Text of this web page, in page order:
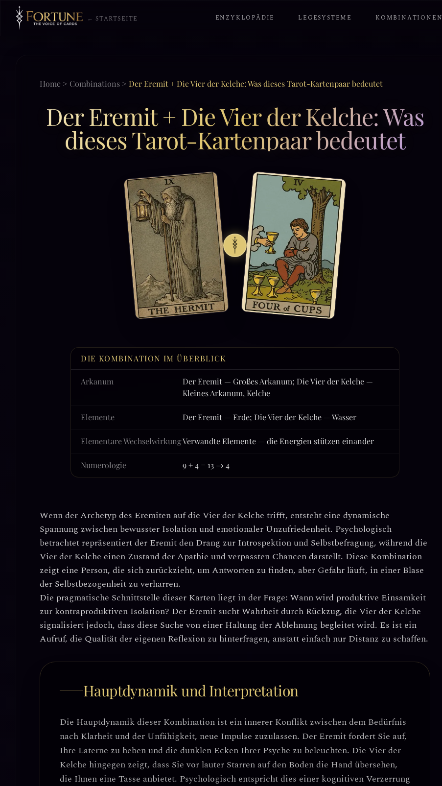
← STARTSEITE ENZYKLOPÄDIE LEGESYSTEME KOMBINATIONEN
Home > Combinations > Der Eremit + Die Vier der Kelche: Was dieses Tarot-Kartenpaar bedeutet
Der Eremit + Die Vier der Kelche: Was
dieses Tarot-Kartenpaar bedeutet
DIE KOMBINATION IM ÜBERBLICK
Arkanum
Der Eremit — Großes Arkanum; Die Vier der Kelche —
Kleines Arkanum, Kelche
Elemente Der Eremit — Erde; Die Vier der Kelche — Wasser
Elementare WechselwirkungVerwandte Elemente — die Energien stützen einander
Numerologie 9 + 4 = 13 → 4
Wenn der Archetyp des Eremiten auf die Vier der Kelche trifft, entsteht eine dynamische
Spannung zwischen bewusster Isolation und emotionaler Unzufriedenheit. Psychologisch
betrachtet repräsentiert der Eremit den Drang zur Introspektion und Selbstbefragung, während die
Vier der Kelche einen Zustand derApathie und verpassten Chancendarstellt. Diese Kombination
zeigt eine Person, die sich zurückzieht, um Antworten zu finden, aber Gefahr läuft, in einer Blase
der Selbstbezogenheit zu verharren.
Die pragmatische Schnittstelle dieser Karten liegt in der Frage: Wann wird produktive Einsamkeit
zur kontraproduktiven Isolation? Der Eremit sucht Wahrheit durch Rückzug, die Vier der Kelche
signalisiert jedoch, dass diese Suche von einer Haltung der Ablehnung begleitet wird. Es ist ein
Aufruf, die Qualität der eigenen Reflexion zu hinterfragen, anstatt einfach nur Distanz zu schaffen.
Hauptdynamik und Interpretation
Die Hauptdynamik dieser Kombination ist ein innerer Konflikt zwischen dem Bedürfnis
nach Klarheit und der Unfähigkeit, neue Impulse zuzulassen. Der Eremit fordert Sie auf,
Ihre Laterne zu heben und die dunklen Ecken Ihrer Psyche zu beleuchten. Die Vier der
Kelche hingegen zeigt, dass Sie vor lauter Starren auf den Boden die Hand übersehen,
die Ihnen eine Tasse anbietet. Psychologisch entspricht dies einer kognitiven Verzerrung